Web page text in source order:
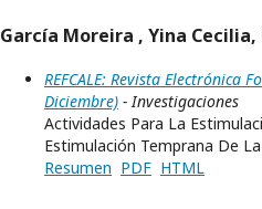
García Moreira , Yina
REFCALE: Revista Electrónica
Diciembre) - Investigaciones
Actividades Para La
Estimulación Temprana De
Resumen PDF HTML